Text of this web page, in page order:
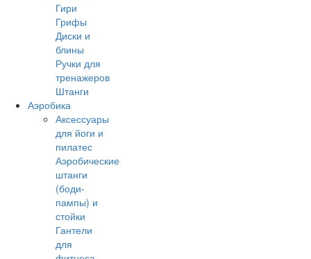
Гири
Грифы
Диски и
блины
Ручки для
тренажеров
Штанги
Аэробика
Аксессуары
для йоги и
пилатес
Аэробические
штанги
(боди-
пампы) и
стойки
Гантели
для